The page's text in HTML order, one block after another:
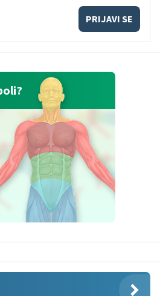
PRIJAVI SE